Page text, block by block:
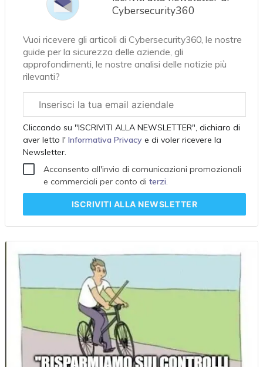
Cybersecurity360
Vuoi ricevere gli articoli di Cybersecurity360, le nostre
guide per la sicurezza delle aziende, gli
approfondimenti, le nostre analisi delle notizie più
rilevanti?
aziendale
Cliccando su "ISCRIVITI ALLA NEWSLETTER", dichiaro di
aver letto l'Informativa Privacy e di voler ricevere la
Newsletter.
Acconsento all'invio di comunicazioni promozionali
e commerciali per conto di terzi.
ISCRIVITI ALLA NEWSLETTER